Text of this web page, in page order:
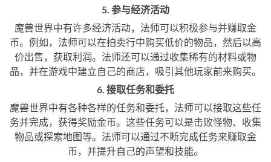
5. 参与经济活动
魔兽世界中有许多经济活动，法师可以积极参与并赚取金
币。例如，法师可以在拍卖行中购买低价的物品，然后以高
价出售，获取利润。法师还可以通过收集稀有的材料或物
品，并在游戏中建立自己的商店，吸引其他玩家前来购买。
6. 接取任务和委托
魔兽世界中有各种各样的任务和委托，法师可以接取这些任
务并完成，获得奖励金币。这些任务可以是击败怪物、收集
物品或探索地图等。法师可以通过不断完成任务来赚取金
币，并提升自己的声望和技能。